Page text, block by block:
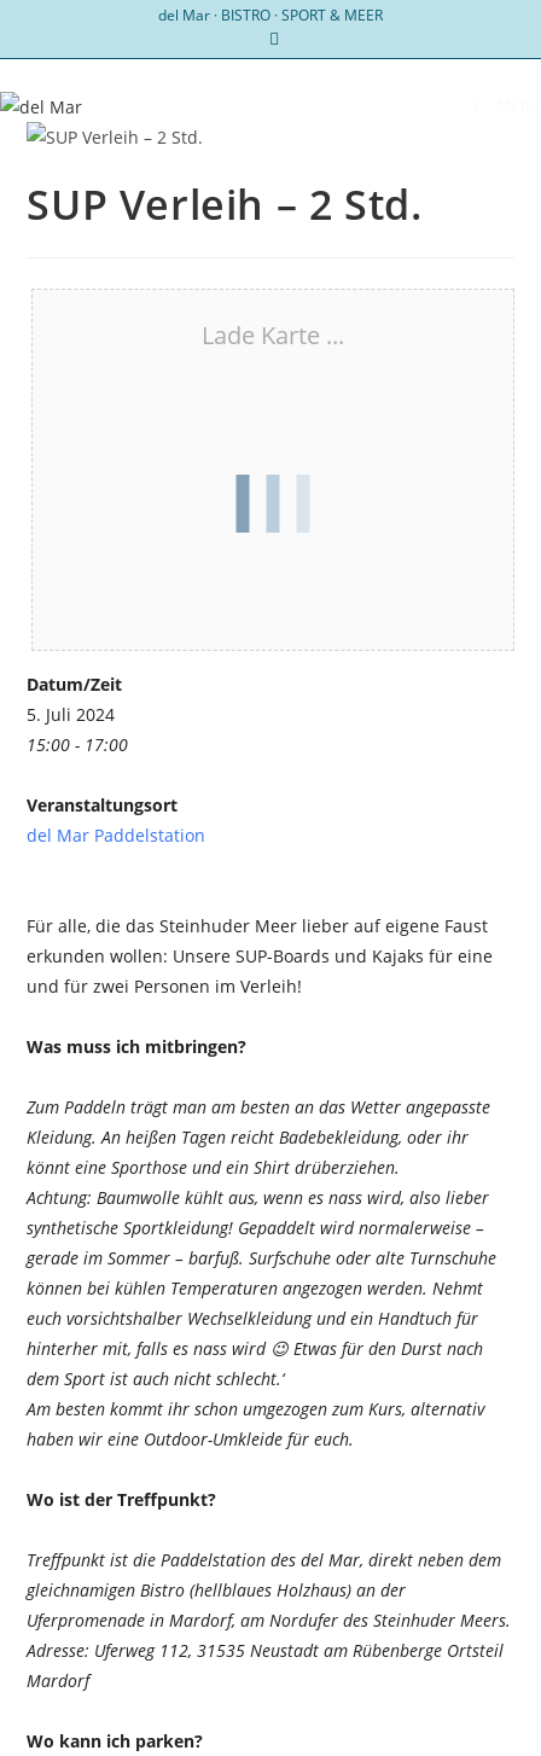
del Mar · BISTRO · SPORT & MEER
SUP Verleih – 2 Std.
Lade Karte ...
Datum/Zeit
5. Juli 2024
15:00 - 17:00
Veranstaltungsort
del Mar Paddelstation
Für alle, die das Steinhuder Meer lieber auf eigene Faust
erkunden wollen: Unsere SUP-Boards und Kajaks für eine
und für zwei Personen im Verleih!
Was muss ich mitbringen?
Zum Paddeln trägt man am besten an das Wetter angepasste
Kleidung. An heißen Tagen reicht Badebekleidung, oder ihr
könnt eine Sporthose und ein Shirt drüberziehen.
Achtung: Baumwolle kühlt aus, wenn es nass wird, also lieber
synthetische Sportkleidung! Gepaddelt wird normalerweise –
gerade im Sommer – barfuß. Surfschuhe oder alte Turnschuhe
können bei kühlen Temperaturen angezogen werden. Nehmt
euch vorsichtshalber Wechselkleidung und ein Handtuch für
hinterher mit, falls es nass wird 😉 Etwas für den Durst nach
dem Sport ist auch nicht schlecht.‘
Am besten kommt ihr schon umgezogen zum Kurs, alternativ
haben wir eine Outdoor-Umkleide für euch.
Wo ist der Treffpunkt?
Treffpunkt ist die Paddelstation des del Mar, direkt neben dem
gleichnamigen Bistro (hellblaues Holzhaus) an der
Uferpromenade in Mardorf, am Nordufer des Steinhuder Meers.
Adresse: Uferweg 112, 31535 Neustadt am Rübenberge Ortsteil
Mardorf
Wo kann ich parken?